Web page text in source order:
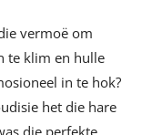
vermoë om
te klim en hulle
in te hok?
het die hare
die perfekte